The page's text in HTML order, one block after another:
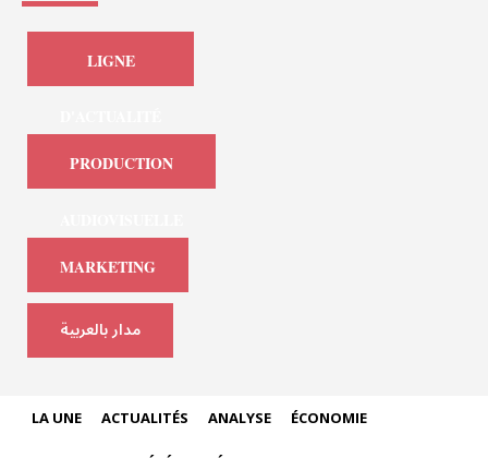
LIGNE
PRODUCTION
MARKETING
مدار بالعربية
LA UNE ACTUALITÉS ANALYSE ÉCONOMIE